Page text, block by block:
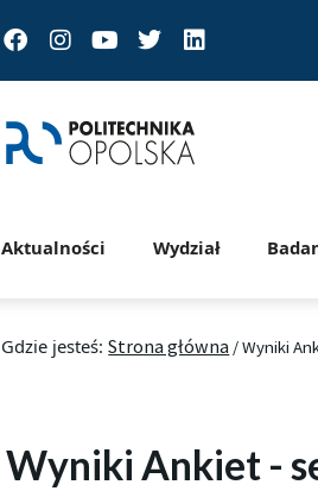
FacebookInstagram
Youtube
TwitterLinkedin
Aktualności Wydział
Gdzie jesteś:Strona główna /Wyniki
Wyniki Ankiet -